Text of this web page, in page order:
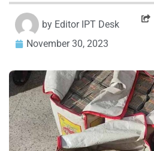
by Editor IPT Desk
November 30, 2023